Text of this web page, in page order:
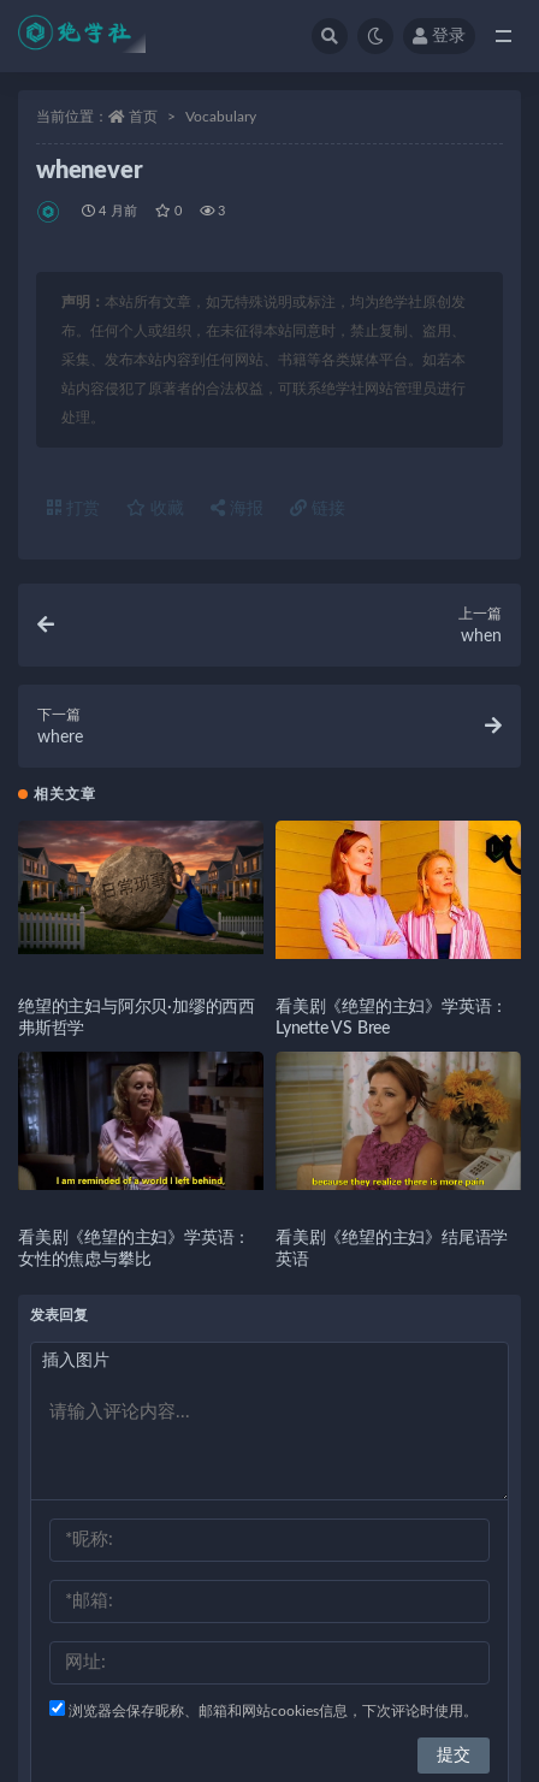
登录
当前位置： 首页 Vocabulary
whenever
4 月前 0 3
声明： 本站所有文章，如无特殊说明或标注，均为绝学社原创发
布。任何个人或组织，在未征得本站同意时，禁止复制、盗用、
采集、发布本站内容到任何网站、书籍等各类媒体平台。如若本
站内容侵犯了原著者的合法权益，可联系绝学社网站管理员进行
处理。
打赏 收藏 海报 链接
上一篇
when
下一篇
where
相关文章
绝望的主妇与阿尔贝·加缪的西西
弗斯哲学
看美剧《绝望的主妇》学英语：
Lynette VS Bree
看美剧《绝望的主妇》学英语：
女性的焦虑与攀比
看美剧《绝望的主妇》结尾语学
英语
发表回复
插入图片
浏览器会保存昵称、邮箱和网站cookies信息，下次评论时使用。